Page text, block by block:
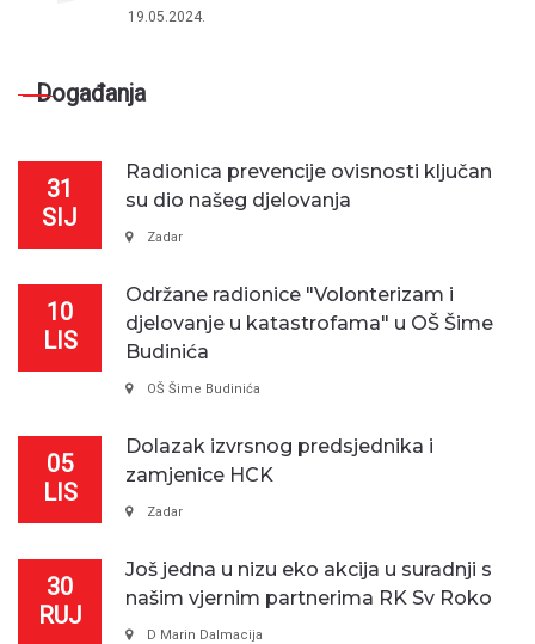
19.05.2024.
Događanja
31
SIJ
Radionica prevencije ovisnosti ključan
su dio našeg djelovanja
Zadar
10
LIS
Održane radionice "Volonterizam i
djelovanje u katastrofama" u OŠ Šime
Budinića
OŠ Šime Budinića
05
LIS
Dolazak izvrsnog predsjednika i
zamjenice HCK
Zadar
30
RUJ
Još jedna u nizu eko akcija u suradnji s
našim vjernim partnerima RK Sv Roko
D Marin Dalmacija